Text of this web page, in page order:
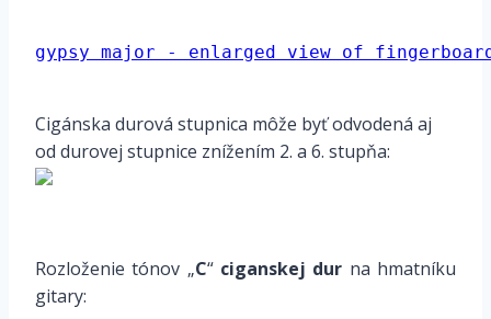
gypsy major - enlarged view of
Cigánska durová stupnica môže byť odvodená aj
od durovej stupnice znížením 2. a 6. stupňa:
Rozloženie tónov „C“ ciganskej dur na hmatníku
gitary: